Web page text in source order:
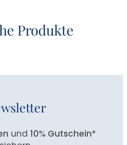
Produkte
und 10% Gutschein*